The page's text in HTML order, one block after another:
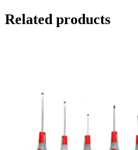
Related products